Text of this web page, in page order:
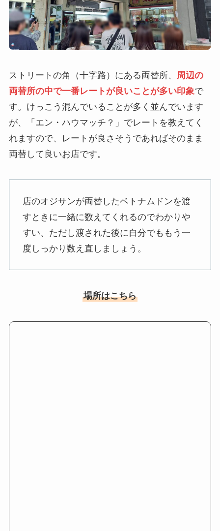
ストリートの角（十字路）にある両替所、 周辺の
両替所の中で一番レートが良いことが多い印象で
す。けっこう混んでいることが多く並んでいます
が、「エン・ハウマッチ？」でレートを教えてく
れますので、レートが良さそうであればそのまま
両替して良いお店です。
店のオジサンが両替したベトナムドンを渡
すときに一緒に数えてくれるのでわかりや
すい、ただし渡された後に自分でももう一
度しっかり数え直しましょう。
場所はこちら